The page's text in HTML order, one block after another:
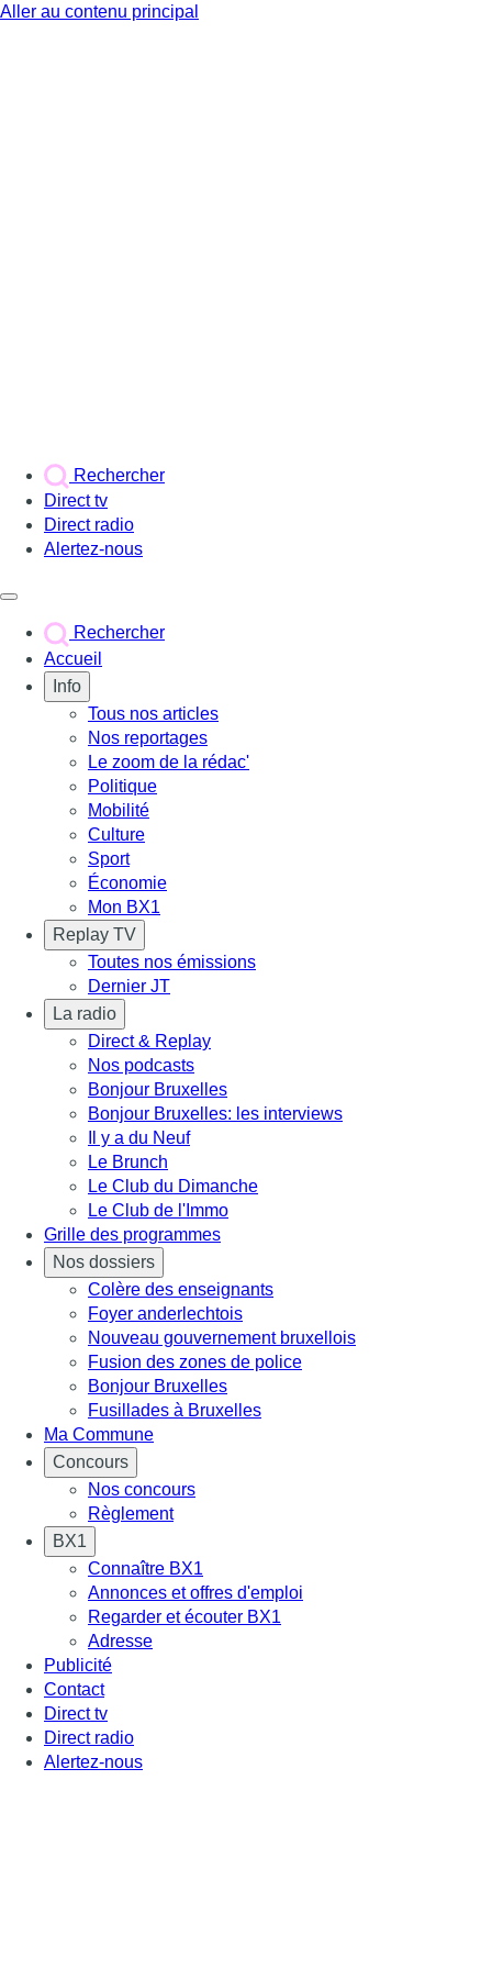
Aller au contenu principal
Rechercher
Direct tv
Direct radio
Alertez-nous
Rechercher
Accueil
Info
Tous nos articles
Nos reportages
Le zoom de la rédac'
Politique
Mobilité
Culture
Sport
Économie
Mon BX1
Replay TV
Toutes nos émissions
Dernier JT
La radio
Direct & Replay
Nos podcasts
Bonjour Bruxelles
Bonjour Bruxelles: les interviews
Il y a du Neuf
Le Brunch
Le Club du Dimanche
Le Club de l'Immo
Grille des programmes
Nos dossiers
Colère des enseignants
Foyer anderlechtois
Nouveau gouvernement bruxellois
Fusion des zones de police
Bonjour Bruxelles
Fusillades à Bruxelles
Ma Commune
Concours
Nos concours
Règlement
BX1
Connaître BX1
Annonces et offres d'emploi
Regarder et écouter BX1
Adresse
Publicité
Contact
Direct tv
Direct radio
Alertez-nous